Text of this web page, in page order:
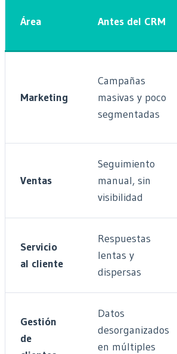
Área Antes del CRM
Marketing
Campañas
masivas y poco
segmentadas
Ventas
Seguimiento
manual, sin
visibilidad
Servicio
al cliente
Respuestas
lentas y
dispersas
Gestión
de
Datos
desorganizados
en múltiples